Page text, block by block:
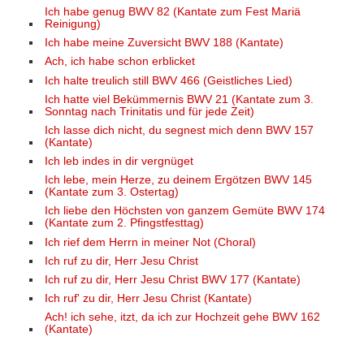
Ich habe genug BWV 82 (Kantate zum Fest Mariä
Reinigung)
Ich habe meine Zuversicht BWV 188 (Kantate)
Ach, ich habe schon erblicket
Ich halte treulich still BWV 466 (Geistliches Lied)
Ich hatte viel Bekümmernis BWV 21 (Kantate zum 3.
Sonntag nach Trinitatis und für jede Zeit)
Ich lasse dich nicht, du segnest mich denn BWV 157
(Kantate)
Ich leb indes in dir vergnüget
Ich lebe, mein Herze, zu deinem Ergötzen BWV 145
(Kantate zum 3. Ostertag)
Ich liebe den Höchsten von ganzem Gemüte BWV 174
(Kantate zum 2. Pfingstfesttag)
Ich rief dem Herrn in meiner Not (Choral)
Ich ruf zu dir, Herr Jesu Christ
Ich ruf zu dir, Herr Jesu Christ BWV 177 (Kantate)
Ich ruf' zu dir, Herr Jesu Christ (Kantate)
Ach! ich sehe, itzt, da ich zur Hochzeit gehe BWV 162
(Kantate)